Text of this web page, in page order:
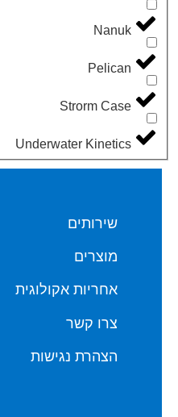
Nanuk
Pelican
Strorm Case
Underwater Kinetics
שירותים
מוצרים
אחריות אקולוגית
צרו קשר
הצהרת נגישות